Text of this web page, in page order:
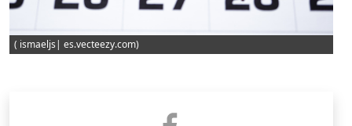
( ismaeljs| es.vecteezy.com)